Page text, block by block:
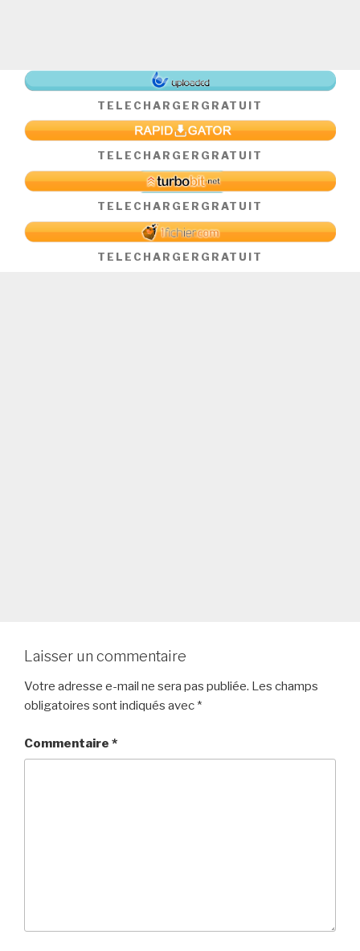
TELECHARGER GRATUIT
TELECHARGER GRATUIT
TELECHARGER GRATUIT
TELECHARGER GRATUIT
Laisser un commentaire
Votre adresse e-mail ne sera pas publiée. Les champs
obligatoires sont indiqués avec *
Commentaire *